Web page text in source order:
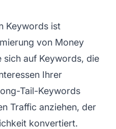
Keywords ist
von Money
sich auf Keywords, die
Ihrer
Tail-Keywords
Traffic anziehen, der
konvertiert.